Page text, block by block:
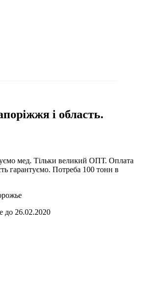
і область.
мед. Тільки великий ОПТ. Оплата
гарантуємо. Потреба 100 тонн в
до 26.02.2020